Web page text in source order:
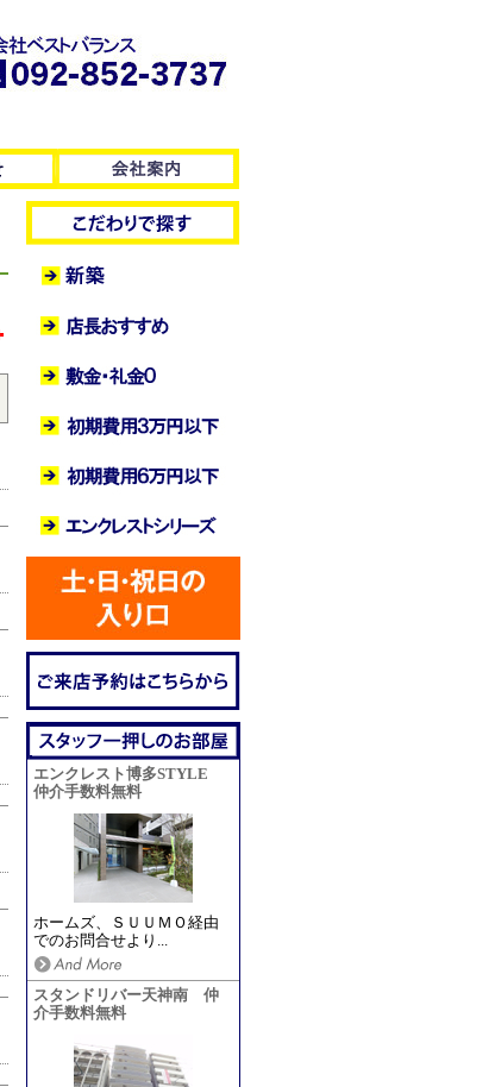
エンクレスト博多STYLE
仲介手数料無料
ホームズ、ＳＵＵＭＯ経由
でのお問合せより...
スタンドリバー天神南 仲
介手数料無料